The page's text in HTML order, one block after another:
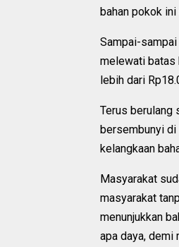
bahan pokok
Sampai-
melewati batas
lebih dari
Terus berulang
bersembunyi di
kelangkaan
Masyarakat
masyarakat
menunjukkan
apa daya, demi